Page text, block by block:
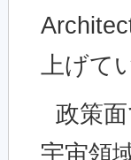
上げて
政策
宇宙領